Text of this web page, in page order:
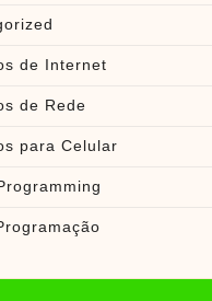
de Internet
de Rede
para Celular